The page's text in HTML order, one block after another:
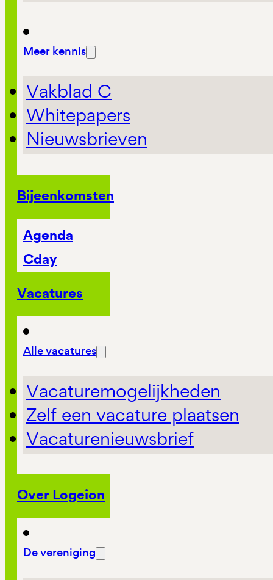
Meer kennis
Vakblad C
Whitepapers
Nieuwsbrieven
Bijeenkomsten
Agenda
Cday
Vacatures
Alle vacatures
Vacaturemogelijkheden
Zelf een vacature plaatsen
Vacaturenieuwsbrief
Over Logeion
De vereniging